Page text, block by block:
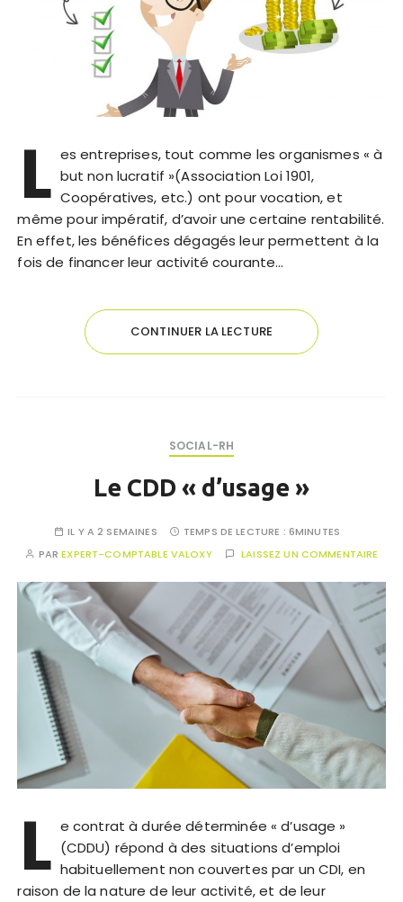
L es entreprises, tout comme les organismes « à
but non lucratif »(Association Loi 1901,
Coopératives, etc.) ont pour vocation, et
même pour impératif, d’avoir une certaine rentabilité.
En effet, les bénéfices dégagés leur permettent à la
fois de financer leur activité courante…
CONTINUER LA LECTURE
SOCIAL-RH
Le CDD « d’usage »
IL Y A 2 SEMAINES TEMPS DE LECTURE : 6MINUTES
PAREXPERT-COMPTABLE VALOXY LAISSEZ UN COMMENTAIRE
L e contrat à durée déterminée « d’usage »
(CDDU) répond à des situations d’emploi
habituellement non couvertes par un CDI, en
raison de la nature de leur activité, et de leur